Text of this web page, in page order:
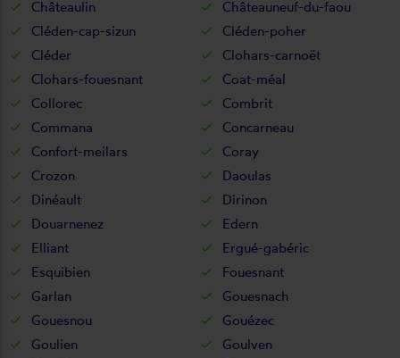
Châteaulin
Châteauneuf-du-faou
Cléden-cap-sizun
Cléden-poher
Cléder
Clohars-carnoët
Clohars-fouesnant
Coat-méal
Collorec
Combrit
Commana
Concarneau
Confort-meilars
Coray
Crozon
Daoulas
Dinéault
Dirinon
Douarnenez
Edern
Elliant
Ergué-gabéric
Esquibien
Fouesnant
Garlan
Gouesnach
Gouesnou
Gouézec
Goulien
Goulven